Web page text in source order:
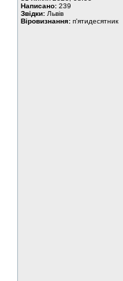
Написано: 239
Звідки: Львів
Віровизнання: п'ятидесятник